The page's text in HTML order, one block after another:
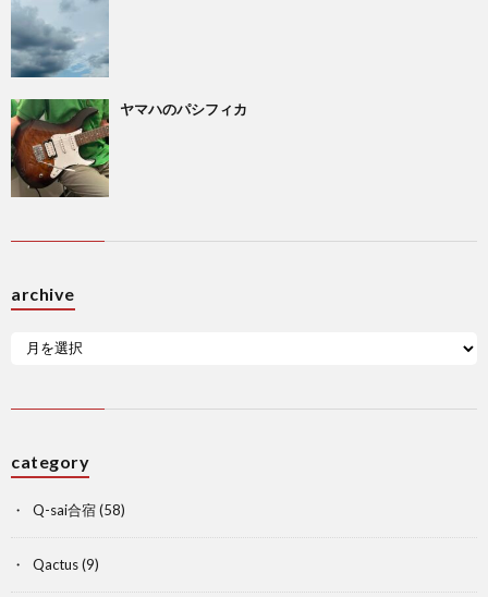
ヤマハのパシフィカ
archive
category
Q-sai合宿(58)
Qactus(9)